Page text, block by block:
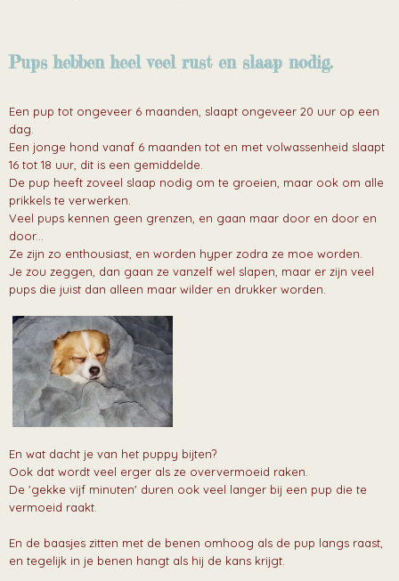
Pups hebben heel veel rust en slaap nodig.
Een pup tot ongeveer 6 maanden, slaapt ongeveer 20 uur op een
dag.
Een jonge hond vanaf 6 maanden tot en met volwassenheid slaapt
16 tot 18 uur, dit is een gemiddelde.
De pup heeft zoveel slaap nodig om te groeien, maar ook om alle
prikkels te verwerken.
Veel pups kennen geen grenzen, en gaan maar door en door en
door...
Ze zijn zo enthousiast, en worden hyper zodra ze moe worden.
Je zou zeggen, dan gaan ze vanzelf wel slapen, maar er zijn veel
pups die juist dan alleen maar wilder en drukker worden.
En wat dacht je van het puppy bijten?
Ook dat wordt veel erger als ze oververmoeid raken.
De 'gekke vijf minuten' duren ook veel langer bij een pup die te
vermoeid raakt.
En de baasjes zitten met de benen omhoog als de pup langs raast,
en tegelijk in je benen hangt als hij de kans krijgt.